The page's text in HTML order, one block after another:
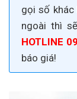
gọi số
ngoài thì
HOTLINE
báo giá!